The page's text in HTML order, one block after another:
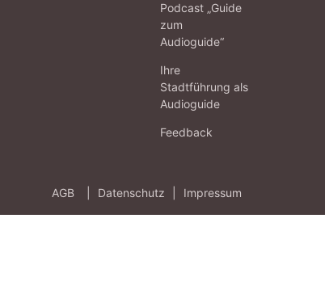
Podcast „Guide
zum
Audioguide“
Ihre
Stadtführung als
Audioguide
Feedback
AGB Datenschutz Impressum